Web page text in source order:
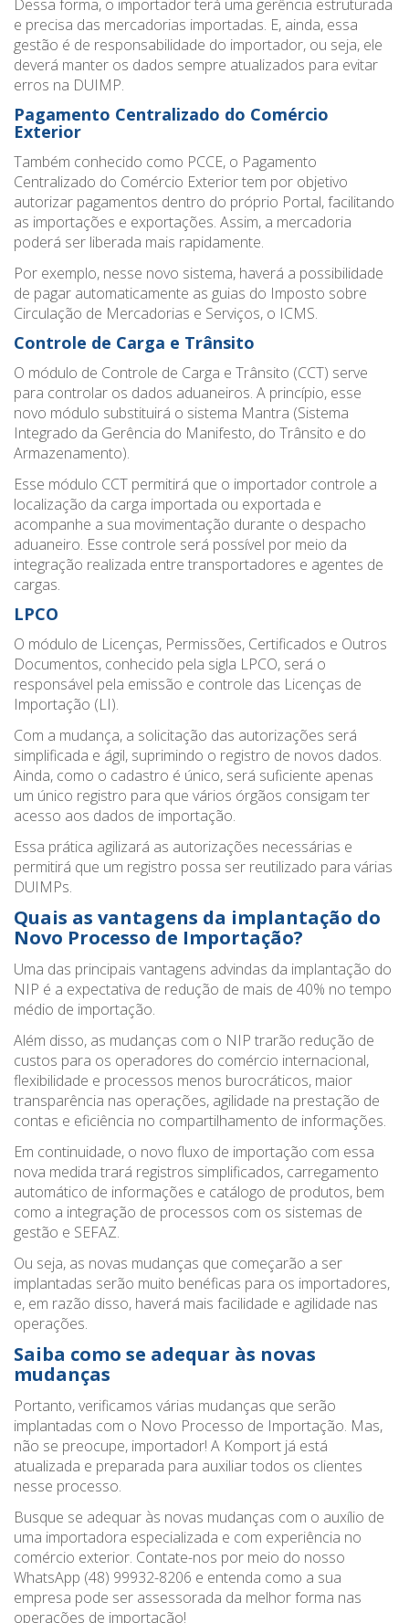
Dessa forma, o importador terá uma gerência estruturada
e precisa das mercadorias importadas. E, ainda, essa
gestão é de responsabilidade do importador, ou seja, ele
deverá manter os dados sempre atualizados para evitar
erros na DUIMP.
Pagamento Centralizado do Comércio
Exterior
Também conhecido como PCCE, o Pagamento
Centralizado do Comércio Exterior tem por objetivo
autorizar pagamentos dentro do próprio Portal, facilitando
as importações e exportações. Assim, a mercadoria
poderá ser liberada mais rapidamente.
Por exemplo, nesse novo sistema, haverá a possibilidade
de pagar automaticamente as guias do Imposto sobre
Circulação de Mercadorias e Serviços, o ICMS.
Controle de Carga e Trânsito
O módulo de Controle de Carga e Trânsito (CCT) serve
para controlar os dados aduaneiros. A princípio, esse
novo módulo substituirá o sistema Mantra (Sistema
Integrado da Gerência do Manifesto, do Trânsito e do
Armazenamento).
Esse módulo CCT permitirá que o importador controle a
localização da carga importada ou exportada e
acompanhe a sua movimentação durante o despacho
aduaneiro. Esse controle será possível por meio da
integração realizada entre transportadores e agentes de
cargas.
LPCO
O módulo de Licenças, Permissões, Certificados e Outros
Documentos, conhecido pela sigla LPCO, será o
responsável pela emissão e controle das Licenças de
Importação (LI).
Com a mudança, a solicitação das autorizações será
simplificada e ágil, suprimindo o registro de novos dados.
Ainda, como o cadastro é único, será suficiente apenas
um único registro para que vários órgãos consigam ter
acesso aos dados de importação.
Essa prática agilizará as autorizações necessárias e
permitirá que um registro possa ser reutilizado para várias
DUIMPs.
Quais as vantagens da implantação do
Novo Processo de Importação?
Uma das principais vantagens advindas da implantação do
NIP é a expectativa de redução de mais de 40% no tempo
médio de importação.
Além disso, as mudanças com o NIP trarão redução de
custos para os operadores do comércio internacional,
flexibilidade e processos menos burocráticos, maior
transparência nas operações, agilidade na prestação de
contas e eficiência no compartilhamento de informações.
Em continuidade, o novo fluxo de importação com essa
nova medida trará registros simplificados, carregamento
automático de informações e catálogo de produtos, bem
como a integração de processos com os sistemas de
gestão e SEFAZ.
Ou seja, as novas mudanças que começarão a ser
implantadas serão muito benéficas para os importadores,
e, em razão disso, haverá mais facilidade e agilidade nas
operações.
Saiba como se adequar às novas
mudanças
Portanto, verificamos várias mudanças que serão
implantadas com o Novo Processo de Importação. Mas,
não se preocupe, importador! A Komport já está
atualizada e preparada para auxiliar todos os clientes
nesse processo.
Busque se adequar às novas mudanças com o auxílio de
uma importadora especializada e com experiência no
comércio exterior. Contate-nos por meio do nosso
WhatsApp (48) 99932-8206 e entenda como a sua
empresa pode ser assessorada da melhor forma nas
operações de importação!